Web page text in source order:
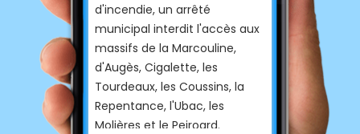
d'incendie, un arrêté
municipal interdit l'accès aux
massifs de la Marcouline,
d'Augès, Cigalette, les
Tourdeaux, les Coussins, la
Repentance, l'Ubac, les
Molières et le Peiroard.